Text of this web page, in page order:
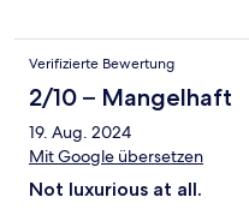
Verifizierte Bewertung
2/10 – Mangelhaft
19. Aug. 2024
Mit Google übersetzen
Not luxurious at all.